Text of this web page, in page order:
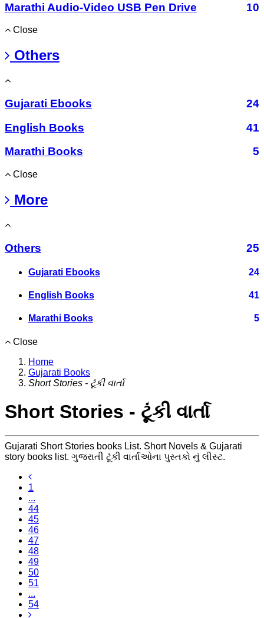
Marathi Audio-Video USB Pen Drive
10
Close
Others
Gujarati Ebooks
24
English Books
41
Marathi Books
5
Close
More
Others 25
Gujarati Ebooks 24
English Books 41
Marathi Books 5
Close
Home
Gujarati Books
Short Stories - ટૂંકી વાર્તા
Short Stories - ટૂંકી વાર્તા
Gujarati Short Stories books List. Short Novels & Gujarati
story books list. ગુજરાતી ટૂંકી વાર્તાઓના પુસ્તકો નું લીસ્ટ.
1
...
44
45
46
47
48
49
50
51
...
54